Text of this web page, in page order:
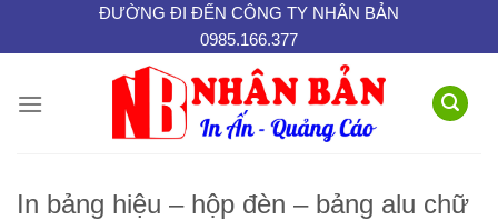
ĐƯỜNG ĐI ĐẾN CÔNG TY NHÂN BẢN
0985.166.377
In bảng hiệu – hộp đèn – bảng alu chữ